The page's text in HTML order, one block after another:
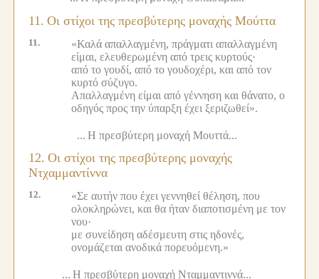
11. Οι στίχοι της πρεσβύτερης μοναχής Μούττα
11.
«Καλά απαλλαγμένη, πράγματι απαλλαγμένη
είμαι, ελευθερωμένη από τρεις κυρτούς·
από το γουδί, από το γουδοχέρι, και από τον
κυρτό σύζυγο.
Απαλλαγμένη είμαι από γέννηση και θάνατο, ο
οδηγός προς την ύπαρξη έχει ξεριζωθεί».
... Η πρεσβύτερη μοναχή Μουττά...
12. Οι στίχοι της πρεσβύτερης μοναχής
Ντχαμμαντίννα
12.
«Σε αυτήν που έχει γεννηθεί θέληση, που
ολοκληρώνει, και θα ήταν διαποτισμένη με τον
νου·
με συνείδηση αδέσμευτη στις ηδονές,
ονομάζεται ανοδικά πορευόμενη.»
... Η πρεσβύτερη μοναχή Νταμμαντιννά...